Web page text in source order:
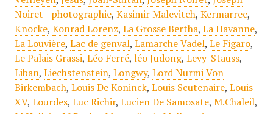
Noiret - photographie, Kasimir Malevitch, Kermarrec,
Knocke, Konrad Lorenz, La Grosse Bertha, La Havanne,
La Louvière, Lac de genval, Lamarche Vadel, Le Figaro,
Le Palais Grassi, Léo Ferré, léo Judong, Levy-Stauss,
Liban, Liechstenstein, Longwy, Lord Nurmi Von
Birkembach, Louis De Koninck, Louis Scutenaire, Louis
XV, Lourdes, Luc Richir, Lucien De Samosate, M.Chaleil,